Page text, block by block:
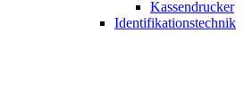
Kassendrucker
Identifikationstechnik